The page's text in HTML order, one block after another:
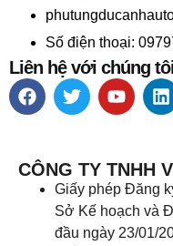
Số điện thoại:
Liên hệ với chúng
CÔNG TY TNHH
Giấy phép Đăng
Sở Kế hoạch và
đầu ngày 23/01/